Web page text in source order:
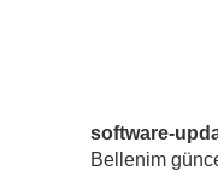
software-
Bellenim